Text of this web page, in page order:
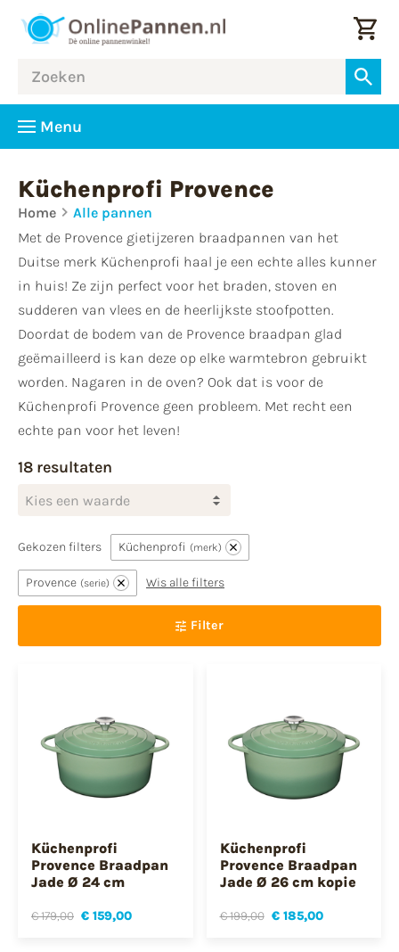
Menu
Küchenprofi Provence
Home
Alle pannen
Met de Provence gietijzeren braadpannen van het
Duitse merk Küchenprofi haal je een echte alles kunner
in huis! Ze zijn perfect voor het braden, stoven en
sudderen van vlees en de heerlijkste stoofpotten.
Doordat de bodem van de Provence braadpan glad
geëmailleerd is kan deze op elke warmtebron gebruikt
worden. Nagaren in de oven? Ook dat is voor de
Küchenprofi Provence geen probleem. Met recht een
echte pan voor het leven!
18 resultaten
Kies een waarde
Gekozen filters Küchenprofi merk
Provence serie Wis alle filters
Filter
Küchenprofi
Provence Braadpan
Jade Ø 24 cm
€ 179,00 € 159,00
Küchenprofi
Provence Braadpan
Jade Ø 26 cm kopie
€ 199,00 € 185,00